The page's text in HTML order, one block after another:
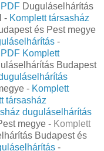
Duguláselhárítás
- Komplett társasház
és Pest megye
-
Komplett
Budapest
- Komplett
társasház
duguláselhárítás
megye - Komplett
Budapest és
-